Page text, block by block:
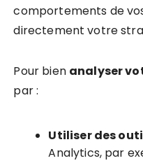
comportements de
directement votre
Pour bien analyser
par :
Utiliser des
Analytics, par